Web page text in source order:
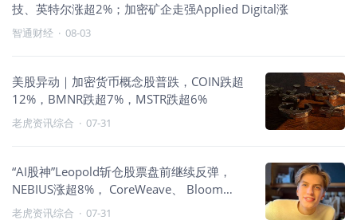
技、英特尔涨超2%；加密矿企走强Applied Digital涨
智通财经 · 08-03
美股异动｜加密货币概念股普跌，COIN跌超
12%，BMNR跌超7%，MSTR跌超6%
老虎资讯综合 · 07-31
“AI股神”Leopold斩仓股票盘前继续反弹，
NEBIUS涨超8%， CoreWeave、 Bloom
Energy涨超6%
老虎资讯综合 · 07-31